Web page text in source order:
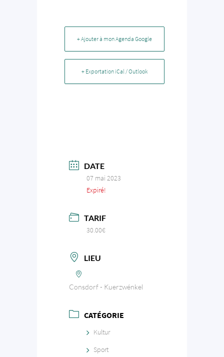
+ Ajouter à mon Agenda Google
+ Exportation iCal / Outlook
DATE
07 mai 2023
Expiré!
TARIF
30.00€
LIEU
Consdorf - Kuerzwénkel
CATÉGORIE
Kultur
Sport